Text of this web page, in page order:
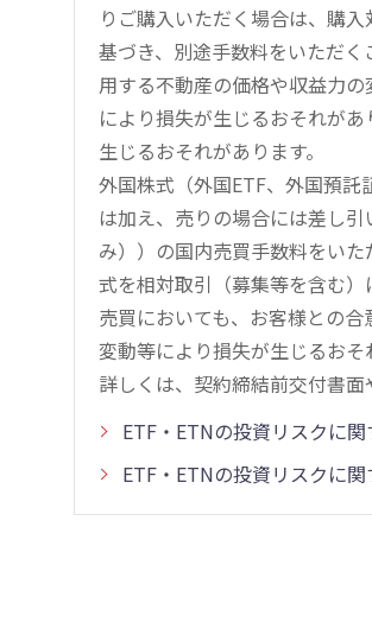
りご購入いただく場合は、購
基づき、別途手数料をいただ
用する不動産の価格や収益力
により損失が生じるおそれが
生じるおそれがあります。
外国株式（外国ETF、外国預
は加え、売りの場合には差し
み））の国内売買手数料をい
式を相対取引（募集等を含む
売買においても、お客様との
変動等により損失が生じるおそ
詳しくは、契約締結前交付書
ETF・ETNの投資リスクに
ETF・ETNの投資リスクに